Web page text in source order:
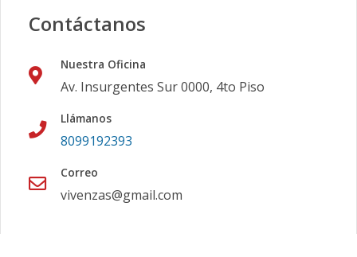
Contáctanos
Nuestra Oficina
Av. Insurgentes Sur 0000, 4to Piso
Llámanos
8099192393
Correo
vivenzas@gmail.com